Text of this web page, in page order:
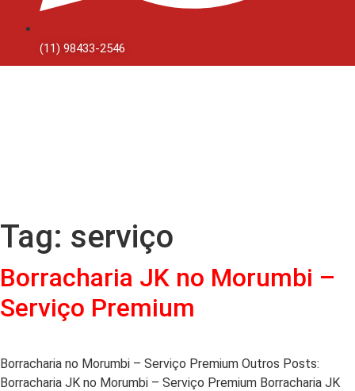
(11) 98433-2546
Tag: serviço
Borracharia JK no Morumbi –
Serviço Premium
Borracharia no Morumbi – Serviço Premium Outros Posts:
Borracharia JK no Morumbi – Serviço Premium Borracharia JK